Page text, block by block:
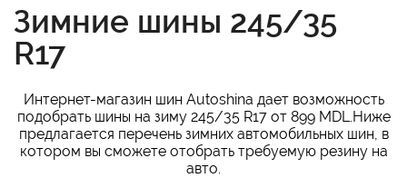
Зимние шины 245/35
R17
Интернет-магазин шин Autoshina дает возможность
подобрать шины на зиму 245/35 R17 от 899 MDL.Ниже
предлагается перечень зимних автомобильных шин, в
котором вы сможете отобрать требуемую резину на
авто.